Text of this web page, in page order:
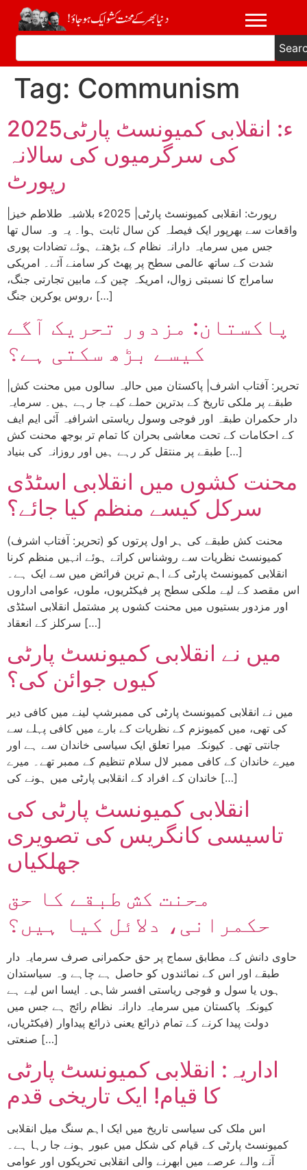
Tag: Communism
2025ء: انقلابی کمیونسٹ پارٹی
کی سرگرمیوں کی سالانہ
رپورٹ
واقعات سے بھرپور ایک فیصلہ کن سال ثابت ہوا۔ یہ وہ سال تھا
جس میں سرمایہ دارانہ نظام کے بڑھتے ہوئے تضادات پوری
شدت کے ساتھ عالمی سطح پر پھٹ کر سامنے آئے۔ امریکی
سامراج کا نسبتی زوال، امریکہ چین کے مابین تجارتی جنگ،
روس یوکرین جنگ، […]
پاکستان: مزدور تحریک آگے
کیسے بڑھ سکتی ہے؟
طبقے پر ملکی تاریخ کے بدترین حملے کیے جا رہے ہیں۔ سرمایہ
دار حکمران طبقہ اور فوجی وسول ریاستی اشرافیہ آئی ایم ایف
کے احکامات کے تحت معاشی بحران کا تمام تر بوجھ محنت کش
طبقے پر منتقل کر رہے ہیں اور روزانہ کی بنیاد […]
محنت کشوں میں انقلابی اسٹڈی
سرکل کیسے منظم کیا جائے؟
(تحریر: آفتاب اشرف) محنت کش طبقے کی ہر اول پرتوں کو
کمیونسٹ نظریات سے روشناس کراتے ہوئے انہیں منظم کرنا
انقلابی کمیونسٹ پارٹی کے اہم ترین فرائض میں سے ایک ہے۔
اس مقصد کے لیے ملکی سطح پر فیکٹریوں، ملوں، عوامی اداروں
اور مزدور بستیوں میں محنت کشوں پر مشتمل انقلابی اسٹڈی
سرکلز کے انعقاد […]
میں نے انقلابی کمیونسٹ پارٹی
کیوں جوائن کی؟
میں نے انقلابی کمیونسٹ پارٹی کی ممبرشپ لینے میں کافی دیر
کی تھی، میں کمیونزم کے نظریات کے بارے میں کافی پہلے سے
جانتی تھی۔ کیونکہ میرا تعلق ایک سیاسی خاندان سے ہے اور
میرے خاندان کے کافی ممبر لال سلام تنظیم کے ممبر تھے۔ میرے
خاندان کے افراد کے انقلابی پارٹی میں ہونے کی […]
انقلابی کمیونسٹ پارٹی کی
تاسیسی کانگریس کی تصویری
جھلکیاں
محنت کش طبقے کا حق
حکمرانی، دلائل کیا ہیں؟
حاوی دانش کے مطابق سماج پر حق حکمرانی صرف سرمایہ دار
طبقے اور اس کے نمائندوں کو حاصل ہے چاہے وہ سیاستدان
ہوں یا سول و فوجی ریاستی افسر شاہی۔ ایسا اس لیے ہے
کیونکہ پاکستان میں سرمایہ دارانہ نظام رائج ہے جس میں
دولت پیدا کرنے کے تمام ذرائع یعنی ذرائع پیداوار (فیکٹریاں،
صنعتی […]
اداریہ: انقلابی کمیونسٹ پارٹی
کا قیام! ایک تاریخی قدم
اس ملک کی سیاسی تاریخ میں ایک اہم سنگ میل انقلابی
کمیونسٹ پارٹی کے قیام کی شکل میں عبور ہونے جا رہا ہے۔
آنے والے عرصے میں ابھرنے والی انقلابی تحریکوں اور عوامی